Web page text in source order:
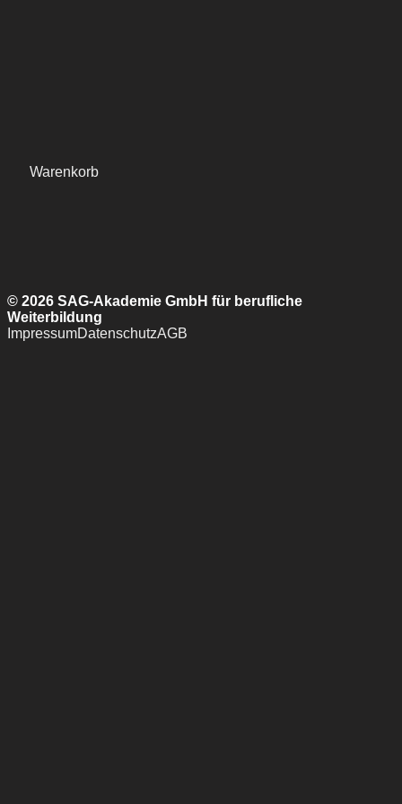
Warenkorb
© 2026 SAG-Akademie GmbH für berufliche
Weiterbildung
ImpressumDatenschutzAGB